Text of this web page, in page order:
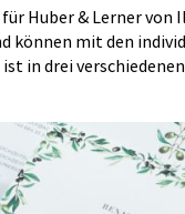
Huber & Lerner
können mit den
in drei